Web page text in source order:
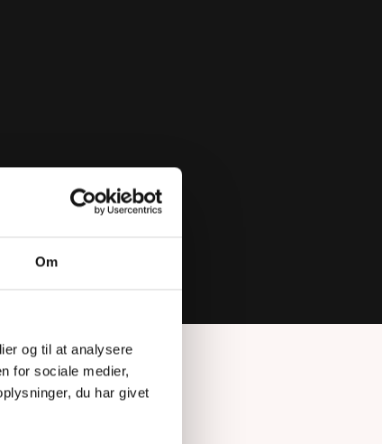
Om
og til at analysere
for sociale medier,
du har givet